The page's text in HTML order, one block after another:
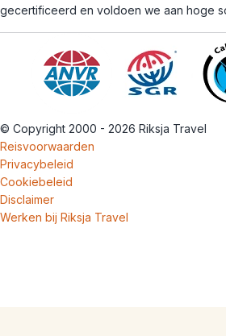
gecertificeerd en voldoen we aan hoge
© Copyright 2000 - 2026 Riksja Travel
Reisvoorwaarden
Privacybeleid
Cookiebeleid
Disclaimer
Werken bij Riksja Travel